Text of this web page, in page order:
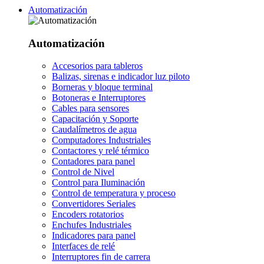
Automatización
Automatización
Accesorios para tableros
Balizas, sirenas e indicador luz piloto
Borneras y bloque terminal
Botoneras e Interruptores
Cables para sensores
Capacitación y Soporte
Caudalímetros de agua
Computadores Industriales
Contactores y relé térmico
Contadores para panel
Control de Nivel
Control para Iluminación
Control de temperatura y proceso
Convertidores Seriales
Encoders rotatorios
Enchufes Industriales
Indicadores para panel
Interfaces de relé
Interruptores fin de carrera